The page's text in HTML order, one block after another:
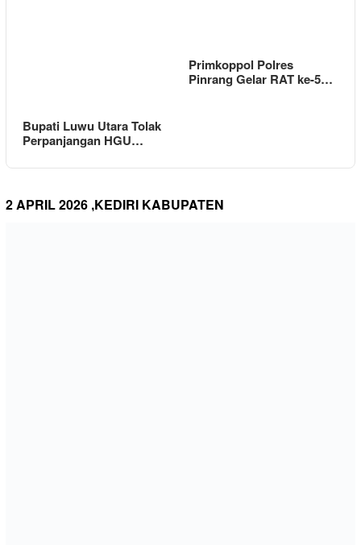
Bupati Luwu Utara Tolak
Perpanjangan HGU…
Primkoppol Polres
Pinrang Gelar RAT ke-5…
2 APRIL 2026 ,KEDIRI KABUPATEN